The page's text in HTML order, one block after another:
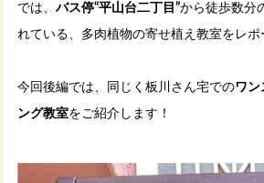
では、バス停“平山台二丁目”から徒歩数分
れている、多肉植物の寄せ植え教室をレ
今回後編では、同じく板川さん宅でのワン
ング教室をご紹介します！